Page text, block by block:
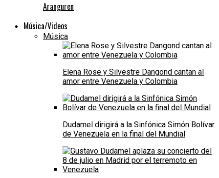
Aranguren
Música/Videos
Música
Elena Rose y Silvestre Dangond cantan al
amor entre Venezuela y Colombia
Dudamel dirigirá a la Sinfónica Simón Bolívar
de Venezuela en la final del Mundial